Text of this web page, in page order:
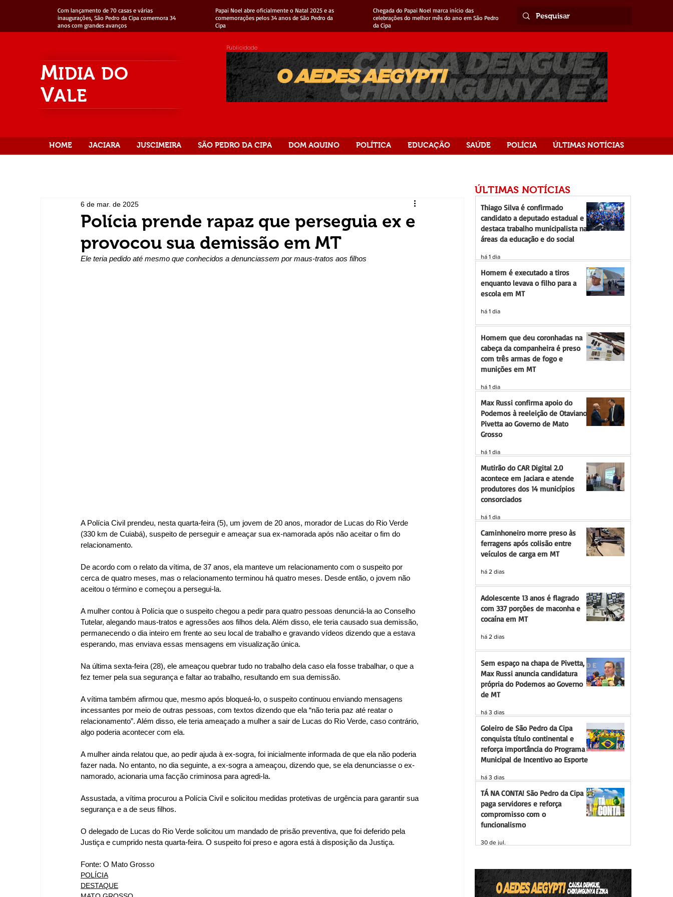
Com lançamento de 70 casas e várias
inaugurações, São Pedro da Cipa comemora 34
anos com grandes avanços
Papai Noel abre oficialmente o Natal 2025 e as
comemorações pelos 34 anos de São Pedro da
Cipa
Chegada do Papai Noel marca início das
celebrações do melhor mês do ano em São Pedro
da Cipa
MIDIA DO
VALE
Publicidade
HOME JACIARA JUSCIMEIRA SÃO PEDRO DA CIPA DOM AQUINO POLÍTICA EDUCAÇÃO SAÚDE POLÍCIA ÚLTIMAS NOTÍCIAS
Polícia prende rapaz que perseguia ex e
provocou sua demissão em MT
6 de mar. de 2025
Ele teria pedido até mesmo que conhecidos a denunciassem por maus-tratos aos filhos
A Polícia Civil prendeu, nesta quarta-feira (5), um jovem de 20 anos, morador de Lucas do Rio Verde
(330 km de Cuiabá), suspeito de perseguir e ameaçar sua ex-namorada após não aceitar o fim do
relacionamento.
De acordo com o relato da vítima, de 37 anos, ela manteve um relacionamento com o suspeito por
cerca de quatro meses, mas o relacionamento terminou há quatro meses. Desde então, o jovem não
aceitou o término e começou a persegui-la.
A mulher contou à Polícia que o suspeito chegou a pedir para quatro pessoas denunciá-la ao Conselho
Tutelar, alegando maus-tratos e agressões aos filhos dela. Além disso, ele teria causado sua demissão,
permanecendo o dia inteiro em frente ao seu local de trabalho e gravando vídeos dizendo que a estava
esperando, mas enviava essas mensagens em visualização única.
Na última sexta-feira (28), ele ameaçou quebrar tudo no trabalho dela caso ela fosse trabalhar, o que a
fez temer pela sua segurança e faltar ao trabalho, resultando em sua demissão.
A vítima também afirmou que, mesmo após bloqueá-lo, o suspeito continuou enviando mensagens
incessantes por meio de outras pessoas, com textos dizendo que ela “não teria paz até reatar o
relacionamento”. Além disso, ele teria ameaçado a mulher a sair de Lucas do Rio Verde, caso contrário,
algo poderia acontecer com ela.
A mulher ainda relatou que, ao pedir ajuda à ex-sogra, foi inicialmente informada de que ela não poderia
fazer nada. No entanto, no dia seguinte, a ex-sogra a ameaçou, dizendo que, se ela denunciasse o ex-
namorado, acionaria uma facção criminosa para agredi-la.
Assustada, a vítima procurou a Polícia Civil e solicitou medidas protetivas de urgência para garantir sua
segurança e a de seus filhos.
O delegado de Lucas do Rio Verde solicitou um mandado de prisão preventiva, que foi deferido pela
Justiça e cumprido nesta quarta-feira. O suspeito foi preso e agora está à disposição da Justiça.
Fonte: O Mato Grosso
POLÍCIA
DESTAQUE
ÚLTIMAS NOTÍCIAS
Thiago Silva é confirmado
candidato a deputado estadual e
destaca trabalho municipalista nas
áreas da educação e do social
há 1 dia
Homem é executado a tiros
enquanto levava o filho para a
escola em MT
há 1 dia
Homem que deu coronhadas na
cabeça da companheira é preso
com três armas de fogo e
munições em MT
há 1 dia
Max Russi confirma apoio do
Podemos à reeleição de Otaviano
Pivetta ao Governo de Mato
Grosso
há 1 dia
Mutirão do CAR Digital 2.0
acontece em Jaciara e atende
produtores dos 14 municípios
consorciados
há 1 dia
Caminhoneiro morre preso às
ferragens após colisão entre
veículos de carga em MT
há 2 dias
Adolescente 13 anos é flagrado
com 337 porções de maconha e
cocaína em MT
há 2 dias
Sem espaço na chapa de Pivetta,
Max Russi anuncia candidatura
própria do Podemos ao Governo
de MT
há 3 dias
Goleiro de São Pedro da Cipa
conquista título continental e
reforça importância do Programa
Municipal de Incentivo ao Esporte
há 3 dias
TÁ NA CONTA! São Pedro da Cipa
paga servidores e reforça
compromisso com o
funcionalismo
30 de jul.